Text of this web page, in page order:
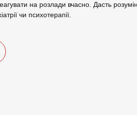
на розлади вчасно. Дасть
чи психотерапії.